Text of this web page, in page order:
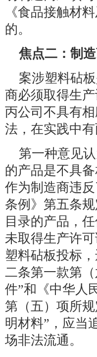
《食品接触材
的。
焦点二：制
案涉塑料砧
商必须取得生
丙公司不具有
法，在实践中有
第一种意见
的产品是不具
作为制造商违
条例》第五条
目录的产品，
未取得生产许
塑料砧板投标
二条第一款第
件”和《中华人
第（五）项所
明材料”，应当
场非法流通。